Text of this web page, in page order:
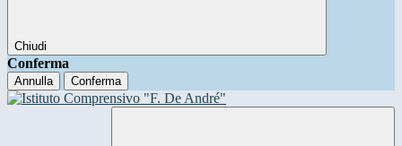
Chiudi
Conferma
Annulla Conferma